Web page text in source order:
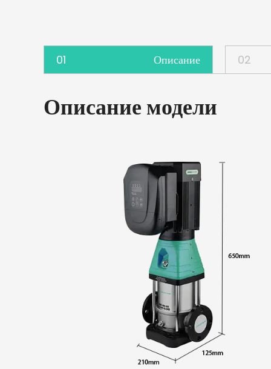
01 Описание 02
Описание модели